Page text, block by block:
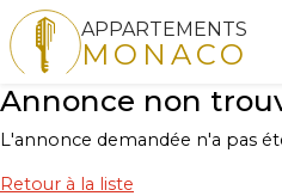
APPARTEMENTS
MONACO
Annonce non
L'annonce demandée n'a pas
Retour à la liste